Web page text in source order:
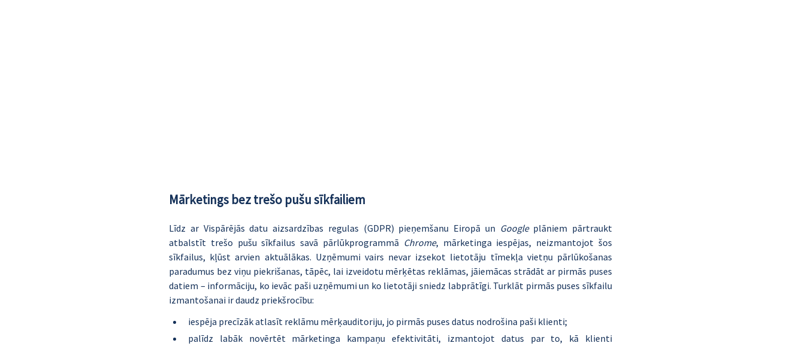
Mārketings bez trešo pušu sīkfailiem
Līdz ar Vispārējās datu aizsardzības regulas (GDPR) pieņemšanu Eiropā un Google plāniem pārtraukt
atbalstīt trešo pušu sīkfailus savā pārlūkprogrammā Chrome, mārketinga iespējas, neizmantojot šos
sīkfailus, kļūst arvien aktuālākas. Uzņēmumi vairs nevar izsekot lietotāju tīmekļa vietņu pārlūkošanas
paradumus bez viņu piekrišanas, tāpēc, lai izveidotu mērķētas reklāmas, jāiemācas strādāt ar pirmās puses
datiem – informāciju, ko ievāc paši uzņēmumi un ko lietotāji sniedz labprātīgi. Turklāt pirmās puses sīkfailu
izmantošanai ir daudz priekšrocību:
iespēja precīzāk atlasīt reklāmu mērķauditoriju, jo pirmās puses datus nodrošina paši klienti;
palīdz labāk novērtēt mārketinga kampaņu efektivitāti, izmantojot datus par to, kā klienti